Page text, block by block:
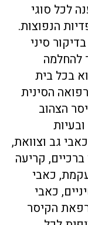
לכל סוגי
הנפוצות.
סיני
להחלמה
בכל בית
הסינית
הצהוב
גב וצוואת,
קריעה
כאבי
כאבי
הקיסר